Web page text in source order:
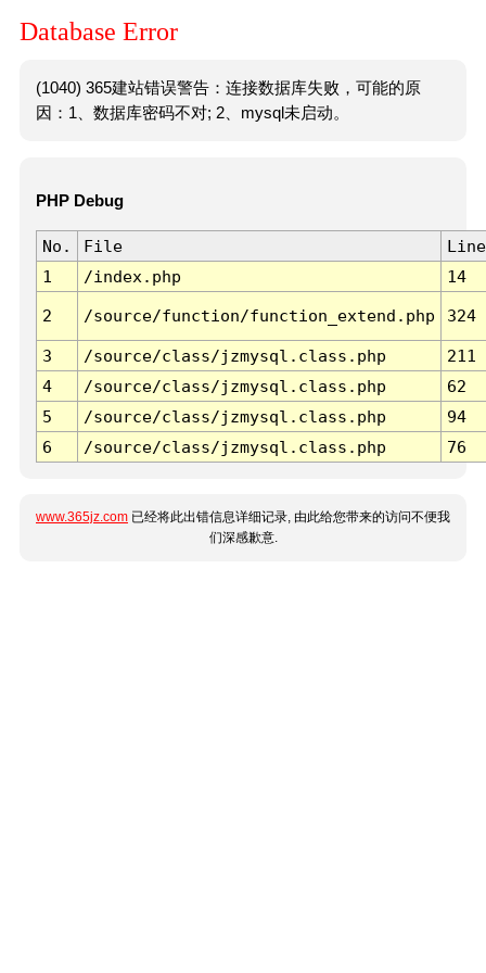
Database Error
(1040) 365建站错误警告：连接数据库失败，可能的原
因：1、数据库密码不对; 2、mysql未启动。
PHP Debug
No. File
Line
1
/index.php 14
2 /source/function/function_extend.php 324
3 /source/class/jzmysql.class.php
211
4
/source/class/jzmysql.class.php
62
5
/source/class/jzmysql.class.php
94
6
/source/class/jzmysql.class.php 76
www.365jz.com 已经将此出错信息详细记录, 由此给您带来的访问不便我
们深感歉意.